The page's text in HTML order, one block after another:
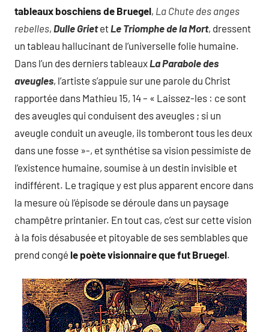
tableaux boschiens de Bruegel, La Chute des anges
rebelles, Dulle Grietet Le Triomphe de la Mort, dressent
un tableau hallucinant de l’universelle folie humaine.
Dans l’un des derniers tableaux La Parabole des
aveugles, l’artiste s’appuie sur une parole du Christ
rapportée dans Mathieu 15, 14 – « Laissez-les : ce sont
des aveugles qui conduisent des aveugles ; si un
aveugle conduit un aveugle, ils tomberont tous les deux
dans une fosse »-, et synthétise sa vision pessimiste de
l’existence humaine, soumise à un destin invisible et
indifférent. Le tragique y est plus apparent encore dans
la mesure où l’épisode se déroule dans un paysage
champêtre printanier. En tout cas, c’est sur cette vision
à la fois désabusée et pitoyable de ses semblables que
prend congé le poète visionnaire que fut Bruegel.